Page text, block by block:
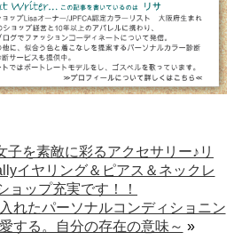
子を素敵に彩るアクセサリー♪リ
イヤリング＆ピアス＆ネックレ
ョップ充実です！！
れたパーソナルコンディショニン
する。自分の存在の意味～ »